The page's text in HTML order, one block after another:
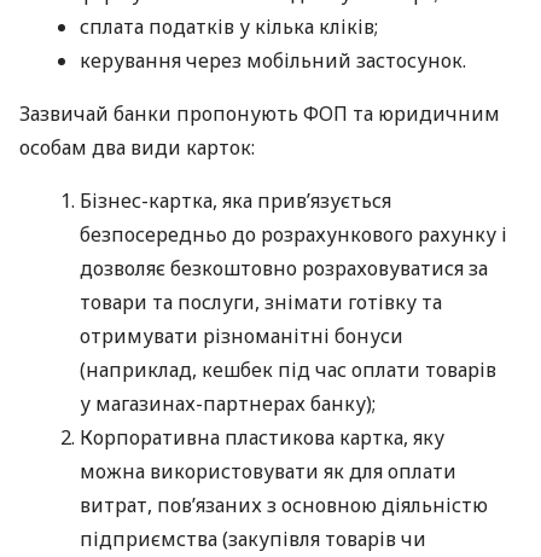
сплата податків у кілька кліків;
керування через мобільний застосунок.
Зазвичай банки пропонують ФОП та юридичним
особам два види карток:
Бізнес-картка, яка прив’язується
безпосередньо до розрахункового рахунку і
дозволяє безкоштовно розраховуватися за
товари та послуги, знімати готівку та
отримувати різноманітні бонуси
(наприклад, кешбек під час оплати товарів
у магазинах-партнерах банку);
Корпоративна пластикова картка, яку
можна використовувати як для оплати
витрат, пов’язаних з основною діяльністю
підприємства (закупівля товарів чи